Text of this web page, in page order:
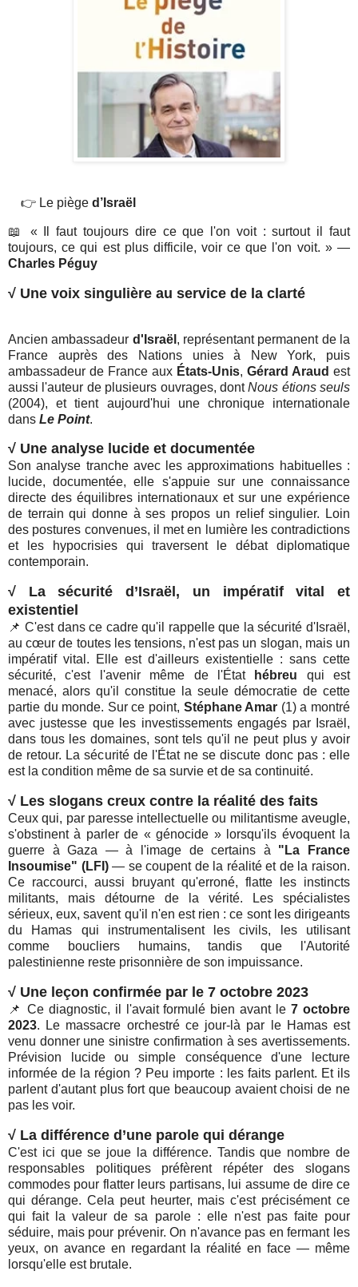
👉 Le piège d’Israël
📖 « Il faut toujours dire ce que l'on voit : surtout il faut
toujours, ce qui est plus difficile, voir ce que l'on voit. » —
Charles Péguy
√ Une voix singulière au service de la clarté
Ancien ambassadeur d'Israël , représentant permanent de la
France auprès des Nations unies à New York, puis
ambassadeur de France aux États-Unis, Gérard Araud est
aussi l'auteur de plusieurs ouvrages, dontNous étions seuls
(2004), et tient aujourd'hui une chronique internationale
dans Le Point.
√ Une analyse lucide et documentée
Son analyse tranche avec les approximations habituelles :
lucide, documentée, elle s'appuie sur une connaissance
directe des équilibres internationaux et sur une expérience
de terrain qui donne à ses propos un relief singulier. Loin
des postures convenues, il met en lumière les contradictions
et les hypocrisies qui traversent le débat diplomatique
contemporain.
√ La sécurité d’Israël, un impératif vital et
existentiel
📌 C'est dans ce cadre qu'il rappelle que la sécurité d'Israël,
au cœur de toutes les tensions, n'est pas un slogan, mais un
impératif vital. Elle est d'ailleurs existentielle : sans cette
sécurité, c'est l'avenir même de l'État
hébreu qui est
menacé, alors qu'il constitue la seule démocratie de cette
partie du monde. Sur ce point, Stéphane Amar (1) a montré
avec justesse que les investissements engagés par Israël,
dans tous les domaines, sont tels qu'il ne peut plus y avoir
de retour. La sécurité de l'État ne se discute donc pas : elle
est la condition même de sa survie et de sa continuité.
√ Les slogans creux contre la réalité des faits
Ceux qui, par paresse intellectuelle ou militantisme aveugle,
s'obstinent à parler de « génocide » lorsqu'ils évoquent la
guerre à Gaza — à l'image de certains à "La France
Insoumise" (LFI)— se coupent de la réalité et de la raison.
Ce raccourci, aussi bruyant qu'erroné, flatte les instincts
militants, mais détourne de la vérité. Les spécialistes
sérieux, eux, savent qu'il n'en est rien : ce sont les dirigeants
du Hamas qui instrumentalisent les civils, les utilisant
comme boucliers humains, tandis que l'Autorité
palestinienne reste prisonnière de son impuissance.
√ Une leçon confirmée par le 7 octobre 2023
📌 Ce diagnostic, il l'avait formulé bien avant le7 octobre
2023. Le massacre orchestré ce jour-là par le Hamas est
venu donner une sinistre confirmation à ses avertissements.
Prévision lucide ou simple conséquence d'une lecture
informée de la région ? Peu importe : les faits parlent. Et ils
parlent d'autant plus fort que beaucoup avaient choisi de ne
pas les voir.
√ La différence d’une parole qui dérange
C'est ici que se joue la différence. Tandis que nombre de
responsables politiques préfèrent répéter des slogans
commodes pour flatter leurs partisans, lui assume de dire ce
qui dérange. Cela peut heurter, mais c'est précisément ce
qui fait la valeur de sa parole : elle n'est pas faite pour
séduire, mais pour prévenir. On n'avance pas en fermant les
yeux, on avance en regardant la réalité en face — même
lorsqu'elle est brutale.